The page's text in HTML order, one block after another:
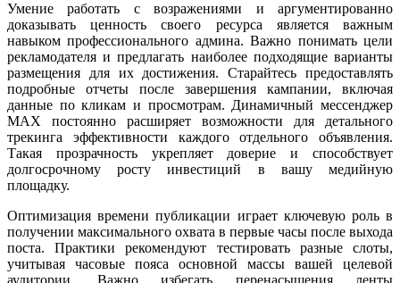
Умение работать с возражениями и аргументированно
доказывать ценность своего ресурса является важным
навыком профессионального админа. Важно понимать цели
рекламодателя и предлагать наиболее подходящие варианты
размещения для их достижения. Старайтесь предоставлять
подробные отчеты после завершения кампании, включая
данные по кликам и просмотрам. Динамичный мессенджер
MAX постоянно расширяет возможности для детального
трекинга эффективности каждого отдельного объявления.
Такая прозрачность укрепляет доверие и способствует
долгосрочному росту инвестиций в вашу медийную
площадку.
Оптимизация времени публикации играет ключевую роль в
получении максимального охвата в первые часы после выхода
поста. Практики рекомендуют тестировать разные слоты,
учитывая часовые пояса основной массы вашей целевой